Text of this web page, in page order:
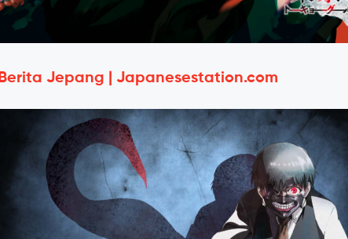
Berita Jepang | Japanesestation.com